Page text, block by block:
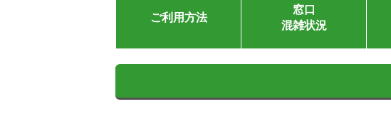
ご利用方法
窓口
混雑状況